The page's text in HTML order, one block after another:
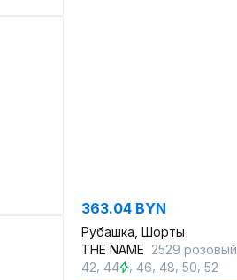
363.04 BYN
Рубашка, Шорты
THE NAME 2529 розовый
42 44 46 48 ,50 ,52